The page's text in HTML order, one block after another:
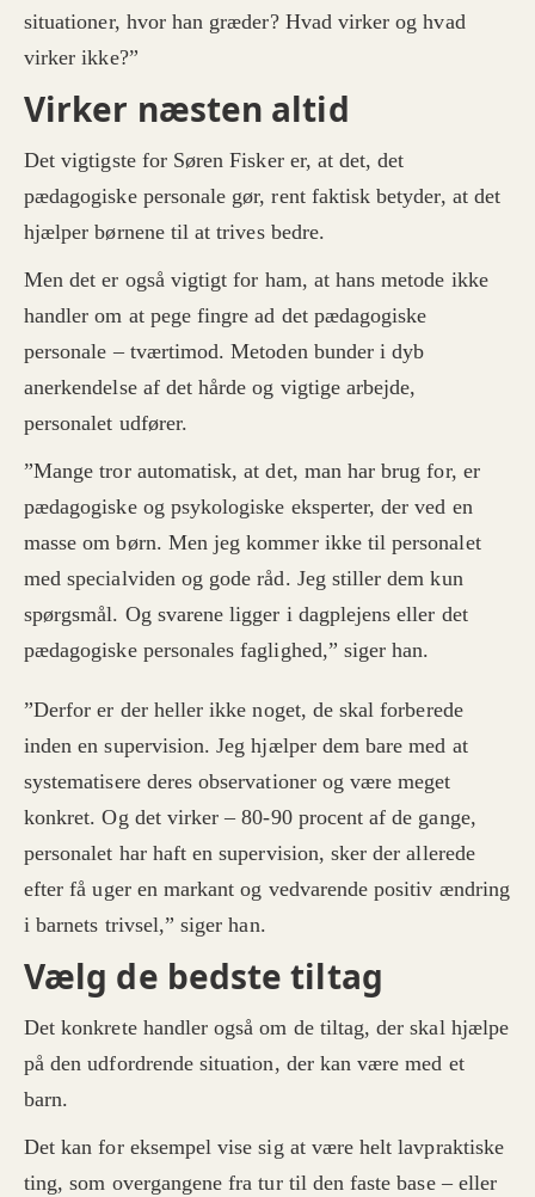
situationer, hvor han græder? Hvad virker og hvad
virker ikke?”
Virker næsten altid
Det vigtigste for Søren Fisker er, at det, det
pædagogiske personale gør, rent faktisk betyder, at det
hjælper børnene til at trives bedre.
Men det er også vigtigt for ham, at hans metode ikke
handler om at pege fingre ad det pædagogiske
personale – tværtimod. Metoden bunder i dyb
anerkendelse af det hårde og vigtige arbejde,
personalet udfører.
”Mange tror automatisk, at det, man har brug for, er
pædagogiske og psykologiske eksperter, der ved en
masse om børn. Men jeg kommer ikke til personalet
med specialviden og gode råd. Jeg stiller dem kun
spørgsmål. Og svarene ligger i dagplejens eller det
pædagogiske personales faglighed,” siger han.
”Derfor er der heller ikke noget, de skal forberede
inden en supervision. Jeg hjælper dem bare med at
systematisere deres observationer og være meget
konkret. Og det virker – 80-90 procent af de gange,
personalet har haft en supervision, sker der allerede
efter få uger en markant og vedvarende positiv ændring
i barnets trivsel,” siger han.
Vælg de bedste tiltag
Det konkrete handler også om de tiltag, der skal hjælpe
på den udfordrende situation, der kan være med et
barn.
Det kan for eksempel vise sig at være helt lavpraktiske
ting, som overgangene fra tur til den faste base – eller